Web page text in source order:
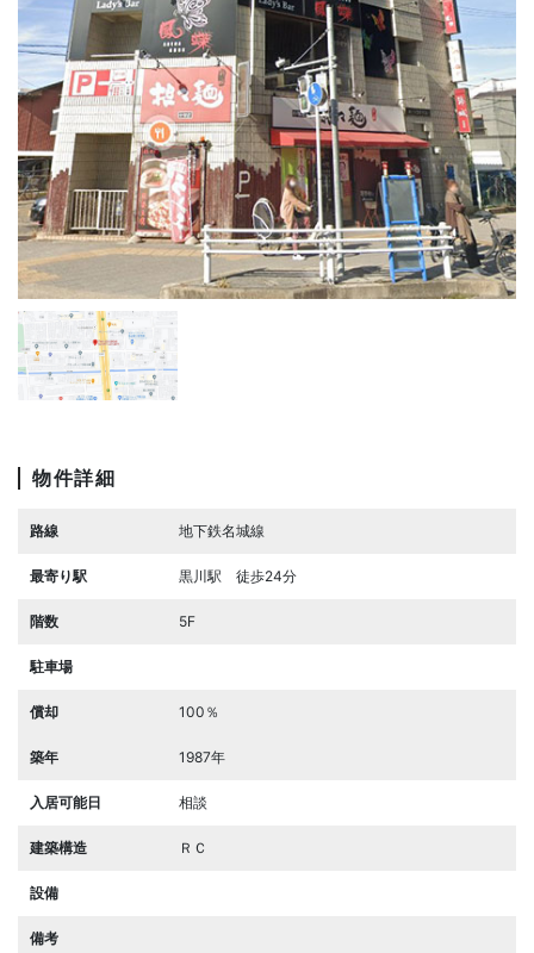
物件詳細
路線 地下鉄名城線
最寄り駅 黒川駅 徒歩24分
階数 5F
駐車場
償却 100％
築年 1987年
入居可能日 相談
建築構造 ＲＣ
設備
備考